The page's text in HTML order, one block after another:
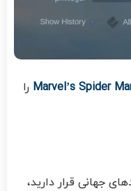
را
جهانی قرار دارید،